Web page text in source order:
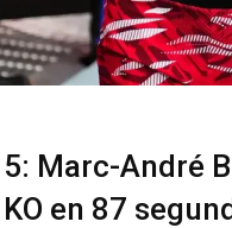
Marc-André
en 87